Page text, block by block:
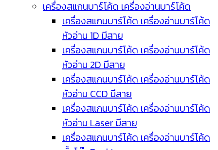
เครื่องสแกนบาร์โค้ด เครื่องอ่านบาร์โค้ด
เครื่องสแกนบาร์โค้ด เครื่องอ่านบาร์โค้ด
หัวอ่าน 1D มีสาย
เครื่องสแกนบาร์โค้ด เครื่องอ่านบาร์โค้ด
หัวอ่าน 2D มีสาย
เครื่องสแกนบาร์โค้ด เครื่องอ่านบาร์โค้ด
หัวอ่าน CCD มีสาย
เครื่องสแกนบาร์โค้ด เครื่องอ่านบาร์โค้ด
หัวอ่าน Laser มีสาย
เครื่องสแกนบาร์โค้ด เครื่องอ่านบาร์โค้ด